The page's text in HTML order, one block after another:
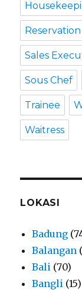
Reservation
Sales
Sous Chef
Trainee
Waitress
LOKASI
Badung
Balangan
Bali (70)
Bangli (15)